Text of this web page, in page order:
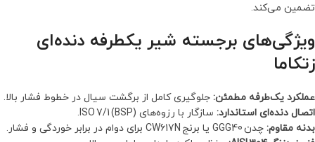
تضمین می‌کند.
ویژگی‌های برجسته شیر یکطرفه دنده‌ای
زتکاما
عملکرد یک‌طرفه مطمئن: جلوگیری کامل از برگشت سیال در خطوط فشار بالا.
اتصال دنده‌ای استاندارد: سازگار با رزوه‌های ISO 7/1 (BSP).
بدنه مقاوم: چدن GGG40 یا برنج CW617N برای دوام در برابر خوردگی و فشار.